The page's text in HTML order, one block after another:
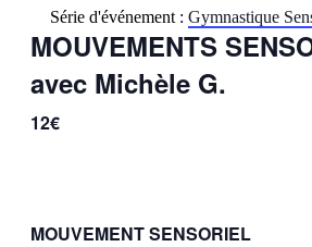
Série d'événement : Gymnastique
MOUVEMENTS
avec Michèle G.
12€
MOUVEMENT SENSORIEL